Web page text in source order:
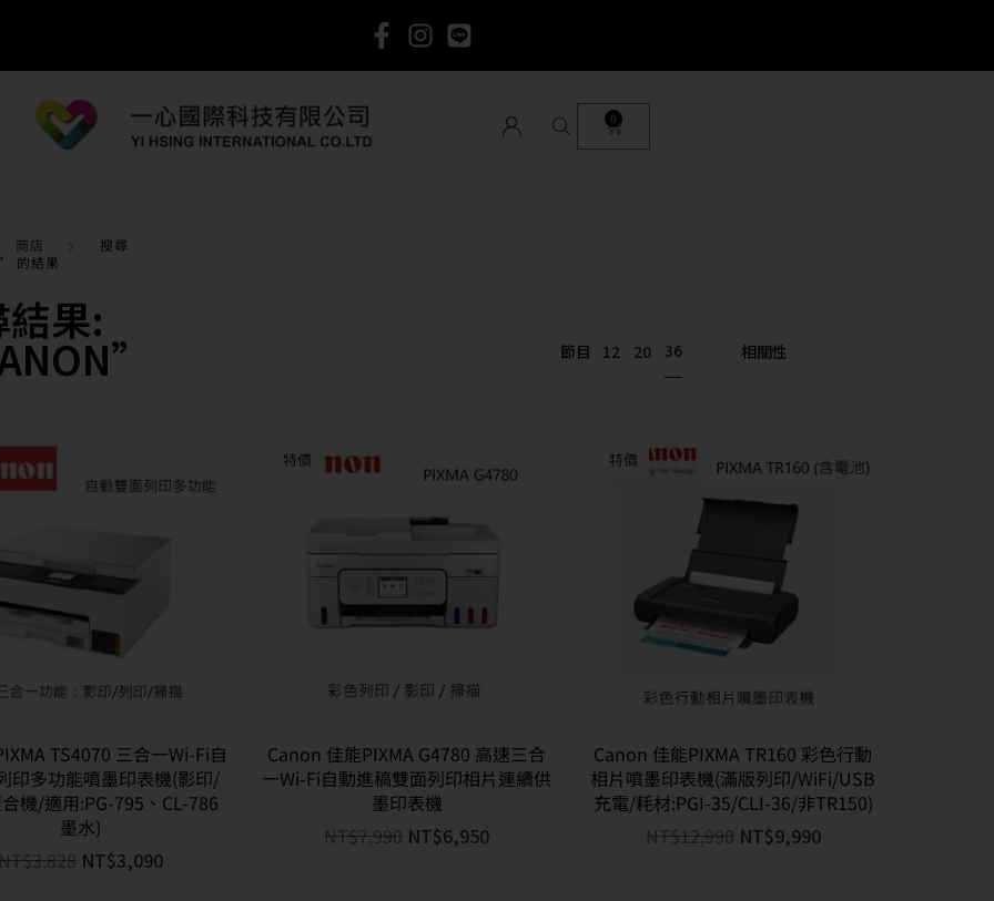
0
商店
搜尋
的結果
果:
節目 12 20 36
TS4070 三合一Wi-Fi自
印多功能噴墨印表機(影印/
機/適用:PG-795、CL-786
墨水)
3,828 NT$3,090
特價
Canon 佳能PIXMA G4780 高速三合
一Wi-Fi自動進稿雙面列印相片連續供
墨印表機
NT$7,990 NT$6,950
特價
Canon 佳能PIXMA TR160 彩色行動
相片噴墨印表機(滿版列印/WiFi/USB
充電/耗材:PGI-35/CLI-36/非TR150)
NT$12,990 NT$9,990